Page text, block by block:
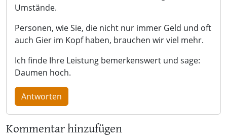
Umstände.
Personen, wie Sie, die nicht nur immer Geld und oft
auch Gier im Kopf haben, brauchen wir viel mehr.
Ich finde Ihre Leistung bemerkenswert und sage:
Daumen hoch.
Antworten
Kommentar hinzufügen